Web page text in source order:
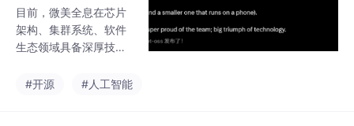
生产由AI所主导的智能
产品。在AI赛道上，公
开资料显示，AI视觉厂
S），围绕开源生态、
AI企业竞逐加剧
军备竞赛态势！
目前，微美全息在芯片
架构、集群系统、软件
生态领域具备深厚技术
搭建异构计算平台，开
#开源 #人工智能